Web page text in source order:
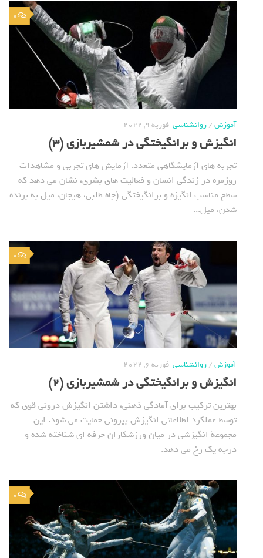
0
آموزش/روانشناسی فوریه 9, 2022
انگیزش و برانگیختگی در شمشیربازی (3)
تجربه های آزمایشگاهی متعدد، آزمایش های تجربی و مشاهدات
روزمره در زندگی انسان و فعالیت های بشری، نشان می دهد که
سطح مناسب انگیزه و برانگیختگی (جاه طلبی، هیجان، میل به برنده
شدن، میل...
0
آموزش/روانشناسی فوریه 6, 2022
انگیزش و برانگیختگی در شمشیربازی (2)
بهترین ترکیب برای آمادگی ذهنی، داشتن انگیزش درونی قوی که
توسط عملکرد اطلاعاتی انگیزش بیرونی حمایت می شود. این
مجموعة انگیزشی در میان ورزشکاران حرفه ای شناخته شده و
درجه یک رخ می دهد.
0